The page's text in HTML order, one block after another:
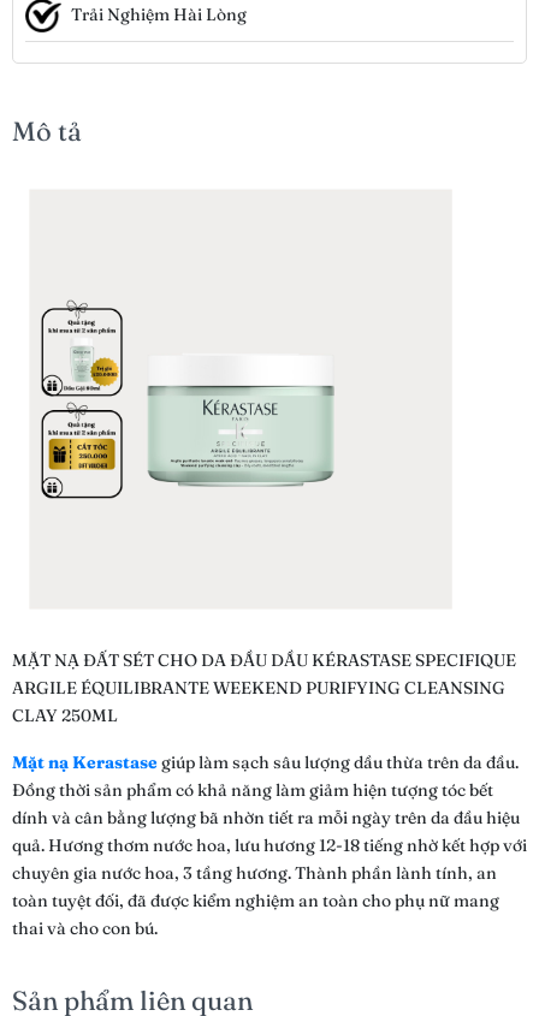
Trải Nghiệm Hài Lòng
Mô tả
MẶT NẠ ĐẤT SÉT CHO DA ĐẦU DẦU KÉRASTASE SPECIFIQUE
ARGILE ÉQUILIBRANTE WEEKEND PURIFYING CLEANSING
CLAY 250ML
Mặt nạ Kerastasegiúp làm sạch sâu lượng dầu thừa trên da đầu.
Đồng thời sản phẩm có khả năng làm giảm hiện tượng tóc bết
dính và cân bằng lượng bã nhờn tiết ra mỗi ngày trên da đầu hiệu
quả. Hương thơm nước hoa, lưu hương 12-18 tiếng nhờ kết hợp với
chuyên gia nước hoa, 3 tầng hương. Thành phần lành tính, an
toàn tuyệt đối, đã được kiểm nghiệm an toàn cho phụ nữ mang
thai và cho con bú.
Sản phẩm liên quan